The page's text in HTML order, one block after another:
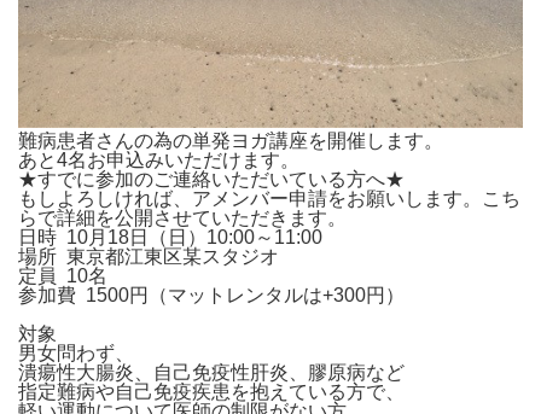
難病患者さんの為の単発ヨガ講座を開催します。
あと4名お申込みいただけます。
★すでに参加のご連絡いただいている方へ★
もしよろしければ、アメンバー申請をお願いします。こち
らで詳細を公開させていただきます。
日時 10月18日（日）10:00～11:00
場所 東京都江東区某スタジオ
定員 10名
参加費 1500円（マットレンタルは+300円）
対象
男女問わず、
潰瘍性大腸炎、自己免疫性肝炎、膠原病など
指定難病や自己免疫疾患を抱えている方で、